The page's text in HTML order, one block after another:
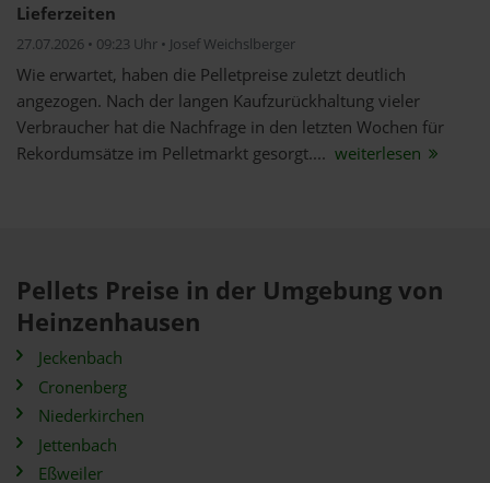
Lieferzeiten
27.07.2026 • 09:23 Uhr • Josef Weichslberger
Wie erwartet, haben die Pelletpreise zuletzt deutlich
angezogen. Nach der langen Kaufzurückhaltung vieler
Verbraucher hat die Nachfrage in den letzten Wochen für
Rekordumsätze im Pelletmarkt gesorgt.... weiterlesen
Pellets Preise in der Umgebung von
Heinzenhausen
Jeckenbach
Cronenberg
Niederkirchen
Jettenbach
Eßweiler